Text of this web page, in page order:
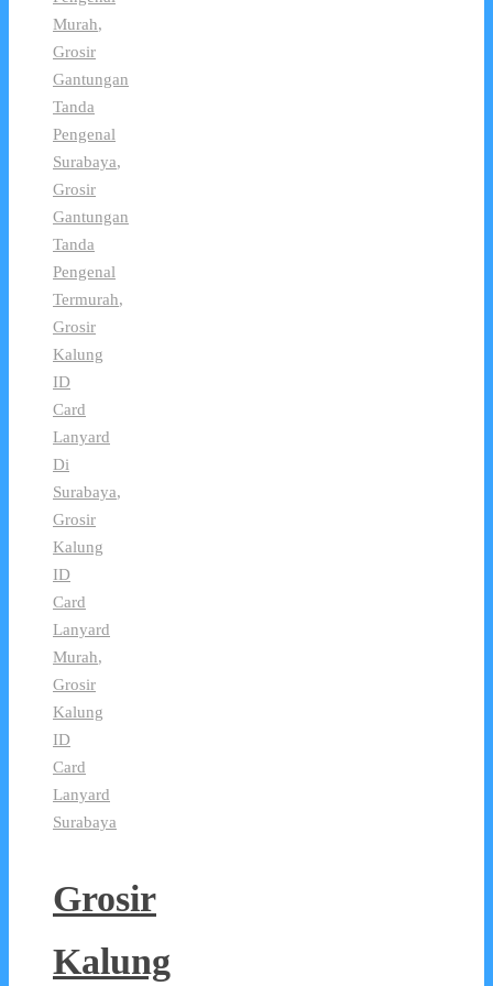
Murah,
Grosir
Gantungan
Tanda
Pengenal
Surabaya,
Grosir
Gantungan
Tanda
Pengenal
Termurah,
Grosir
Kalung
ID
Card
Lanyard
Di
Surabaya,
Grosir
Kalung
ID
Card
Lanyard
Murah,
Grosir
Kalung
ID
Card
Lanyard
Surabaya
Grosir
Kalung